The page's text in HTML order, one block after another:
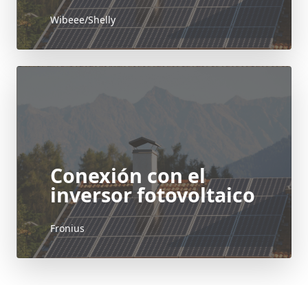
Wibeee/Shelly
Conexión con el
inversor fotovoltaico
Fronius